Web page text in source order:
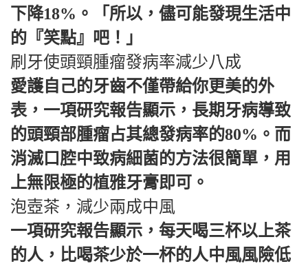
下降18%。「所以，儘可能發現生活中
的『笑點』吧！」
刷牙使頭頸腫瘤發病率減少八成
愛護自己的牙齒不僅帶給你更美的外
表，一項研究報告顯示，長期牙病導致
的頭頸部腫瘤占其總發病率的80%。而
消滅口腔中致病細菌的方法很簡單，用
上無限極的植雅牙膏即可。
泡壺茶，減少兩成中風
一項研究報告顯示，每天喝三杯以上茶
的人，比喝茶少於一杯的人中風風險低